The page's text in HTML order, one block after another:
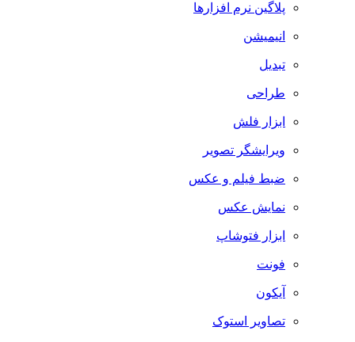
پلاگین نرم افزارها
انیمیشن
تبدیل
طراحی
ابزار فلش
ویرایشگر تصویر
ضبط فيلم و عكس
نمایش عکس
ابزار فتوشاپ
فونت
آیکون
تصاویر استوک